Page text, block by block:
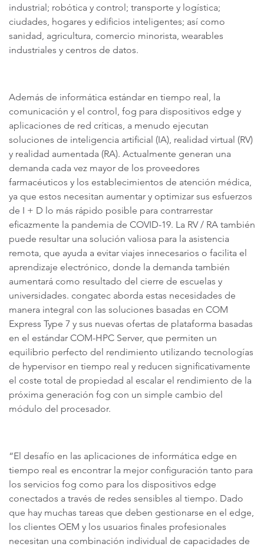
industrial; robótica y control; transporte y logística;
ciudades, hogares y edificios inteligentes; así como
sanidad, agricultura, comercio minorista, wearables
industriales y centros de datos.
Además de informática estándar en tiempo real, la
comunicación y el control, fog para dispositivos edge y
aplicaciones de red críticas, a menudo ejecutan
soluciones de inteligencia artificial (IA), realidad virtual (RV)
y realidad aumentada (RA). Actualmente generan una
demanda cada vez mayor de los proveedores
farmacéuticos y los establecimientos de atención médica,
ya que estos necesitan aumentar y optimizar sus esfuerzos
de I + D lo más rápido posible para contrarrestar
eficazmente la pandemia de COVID-19. La RV / RA también
puede resultar una solución valiosa para la asistencia
remota, que ayuda a evitar viajes innecesarios o facilita el
aprendizaje electrónico, donde la demanda también
aumentará como resultado del cierre de escuelas y
universidades. congatec aborda estas necesidades de
manera integral con las soluciones basadas en COM
Express Type 7 y sus nuevas ofertas de plataforma basadas
en el estándar COM-HPC Server, que permiten un
equilibrio perfecto del rendimiento utilizando tecnologías
de hypervisor en tiempo real y reducen significativamente
el coste total de propiedad al escalar el rendimiento de la
próxima generación fog con un simple cambio del
módulo del procesador.
“El desafío en las aplicaciones de informática edge en
tiempo real es encontrar la mejor configuración tanto para
los servicios fog como para los dispositivos edge
conectados a través de redes sensibles al tiempo. Dado
que hay muchas tareas que deben gestionarse en el edge,
los clientes OEM y los usuarios finales profesionales
necesitan una combinación individual de capacidades de